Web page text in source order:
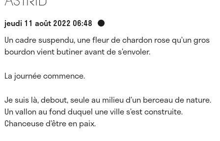
jeudi 11 août 2022 06:48
Un cadre suspendu, une fleur de chardon rose qu’un gros
bourdon vient butiner avant de s’envoler.
La journée commence.
Je suis là, debout, seule au milieu d’un berceau de nature.
Un vallon au fond duquel une ville s’est construite.
Chanceuse d’être en paix.